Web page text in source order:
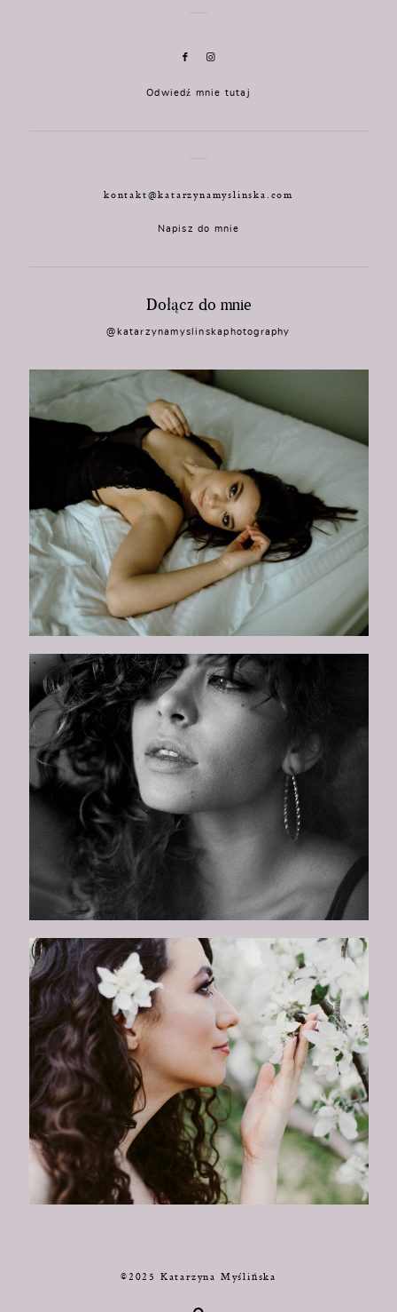
Odwiedź mnie tutaj
kontakt@katarzynamyslinska.com
Napisz do mnie
Dołącz do mnie
@katarzynamyslinskaphotography
©2025 Katarzyna Myślińska